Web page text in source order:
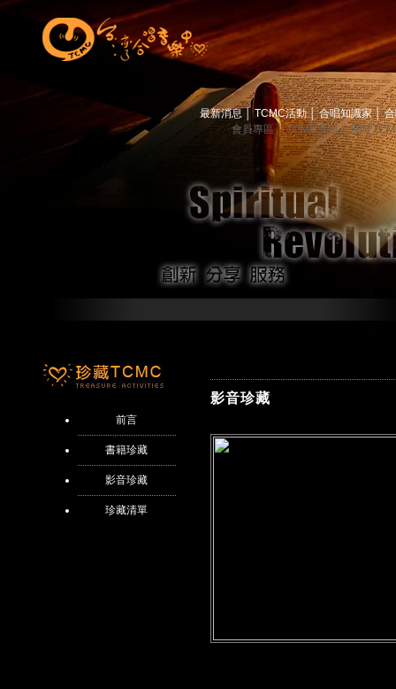
最新消息 TCMC活動│ 合唱知識家│
會員專區│ TCMC會訊│ 關於
前言
書籍珍藏
影音珍藏
珍藏清單
影音珍藏